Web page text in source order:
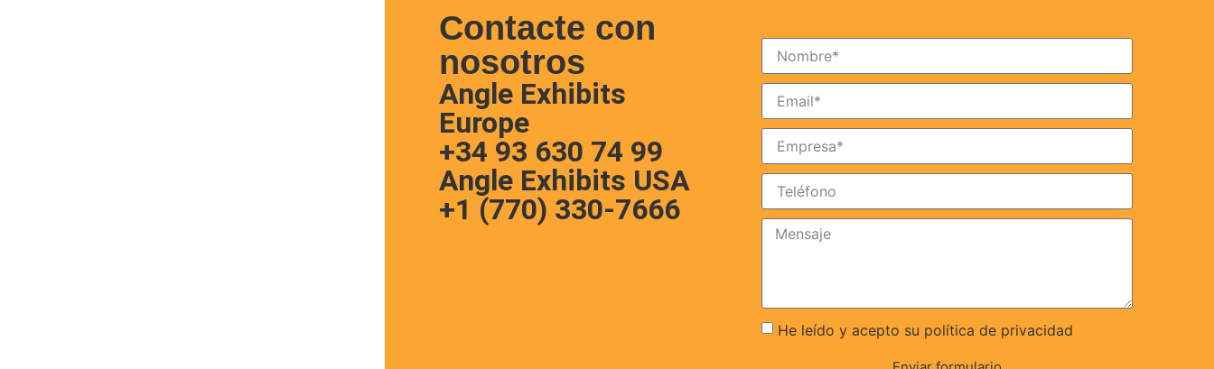
He leído y acepto su política de privacidad
Contacte con
nosotros
Angle Exhibits
Europe
+34 93 630 74 99
Angle Exhibits USA
+1 (770) 330-7666